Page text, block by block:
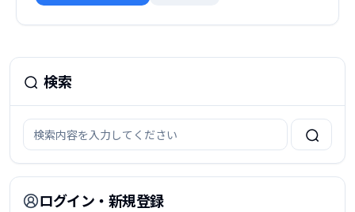
検索
ログイン・新規登録